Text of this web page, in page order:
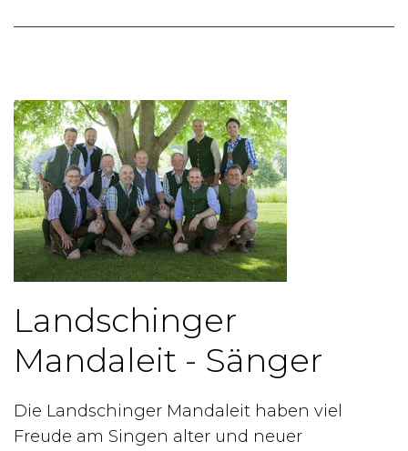
Landschinger
Mandaleit - Sänger
Die Landschinger Mandaleit haben viel
Freude am Singen alter und neuer